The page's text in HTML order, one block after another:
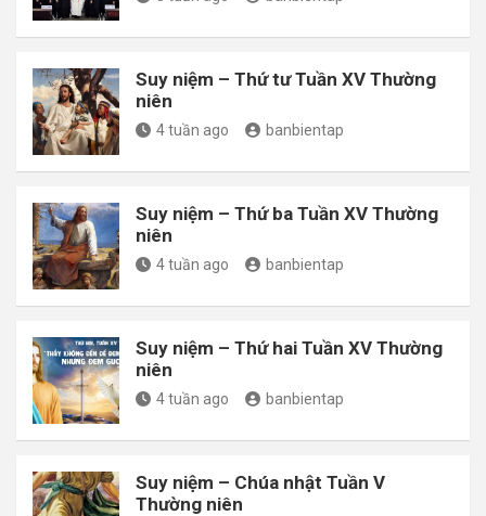
Suy niệm – Thứ tư Tuần XV Thường
niên
4 tuần ago banbientap
Suy niệm – Thứ ba Tuần XV Thường
niên
4 tuần ago banbientap
Suy niệm – Thứ hai Tuần XV Thường
niên
4 tuần ago banbientap
Suy niệm – Chúa nhật Tuần V
Thường niên